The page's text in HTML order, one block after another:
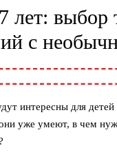
лет: выбор
с
интересны для
уже умеют, в чем